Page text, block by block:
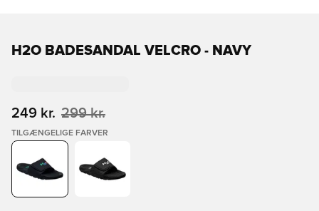
H2O BADESANDAL VELCRO - NAVY
249 kr. 299 kr.
TILGÆNGELIGE FARVER